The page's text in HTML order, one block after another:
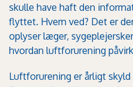
skulle have haft den
flyttet. Hvem ved? Det er
oplyser læger,
hvordan luftforurening
Luftforurening er årligt